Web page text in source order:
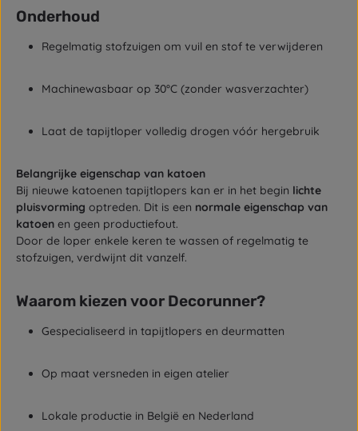
Onderhoud
Regelmatig stofzuigen om vuil en stof te verwijderen
Machinewasbaar op 30°C (zonder wasverzachter)
Laat de tapijtloper volledig drogen vóór hergebruik
Belangrijke eigenschap van katoen
Bij nieuwe katoenen tapijtlopers kan er in het begin lichte
pluisvorming optreden. Dit is een normale eigenschap van
katoen en geen productiefout.
Door de loper enkele keren te wassen of regelmatig te
stofzuigen, verdwijnt dit vanzelf.
Waarom kiezen voor Decorunner?
Gespecialiseerd in tapijtlopers en deurmatten
Op maat versneden in eigen atelier
Lokale productie in België en Nederland